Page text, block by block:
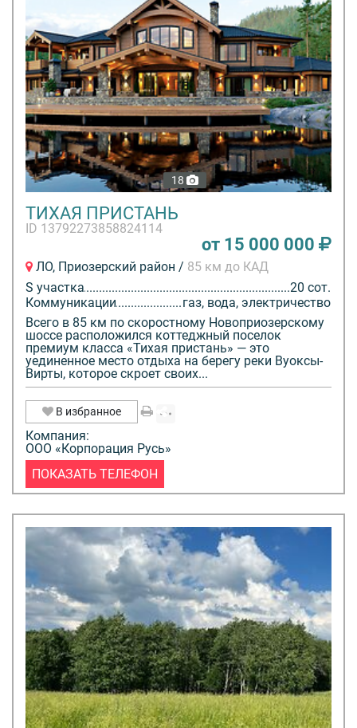
18
ТИХАЯ ПРИСТАНЬ
ID 13792273858824114
от 15 000 000
ЛО, Приозерский район / 85 км до КАД
S участка
20 сот.
Коммуникации
газ, вода, электричество
Всего в 85 км по скоростному Новоприозерскому
шоссе расположился коттеджный поселок
премиум класса «Тихая пристань» — это
уединенное место отдыха на берегу реки Вуоксы-
Вирты, которое скроет своих...
В избранное
Компания:
ООО «Корпорация Русь»
ПОКАЗАТЬ ТЕЛЕФОН